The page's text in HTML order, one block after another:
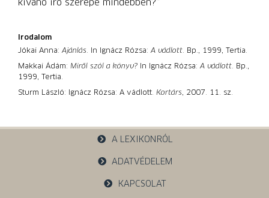
kívánó író szerepe mindebben?”
Irodalom
Jókai Anna: Ajánlás. In Ignácz Rózsa: A vádlott. Bp., 1999, Tertia.
Makkai Ádám: Miről szól a könyv? In Ignácz Rózsa: A vádlott. Bp.,
1999, Tertia.
Sturm László: Ignácz Rózsa: A vádlott. Kortárs, 2007. 11. sz.
A LEXIKONRÓL
ADATVÉDELEM
KAPCSOLAT